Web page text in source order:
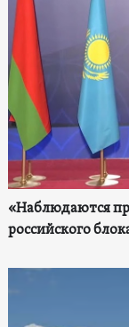
«Наблюдаются
российского